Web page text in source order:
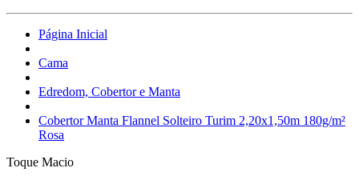
Página Inicial
Cama
Edredom, Cobertor e Manta
Cobertor Manta Flannel Solteiro Turim 2,20x1,50m 180g/m²
Rosa
Toque Macio